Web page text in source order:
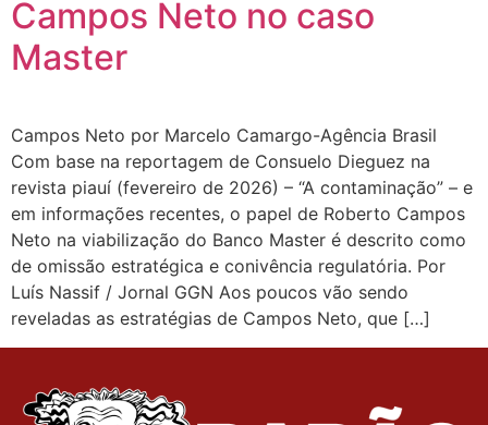
Campos Neto no caso
Master
Campos Neto por Marcelo Camargo-Agência Brasil
Com base na reportagem de Consuelo Dieguez na
revista piauí (fevereiro de 2026) – “A contaminação” – e
em informações recentes, o papel de Roberto Campos
Neto na viabilização do Banco Master é descrito como
de omissão estratégica e conivência regulatória. Por
Luís Nassif / Jornal GGN Aos poucos vão sendo
reveladas as estratégias de Campos Neto, que […]